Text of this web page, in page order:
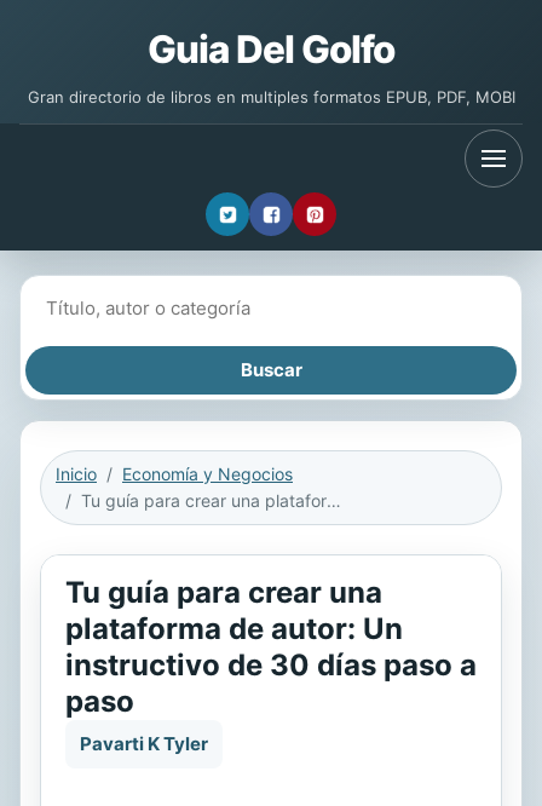
Guia Del Golfo
Gran directorio de libros en multiples formatos EPUB, PDF, MOBI
Inicio
Economía y Negocios
Tu guía para crear una plataforma de autor: Un instructivo de 30 días paso a paso
Tu guía para crear una
plataforma de autor: Un
instructivo de 30 días paso a
paso
Pavarti K Tyler